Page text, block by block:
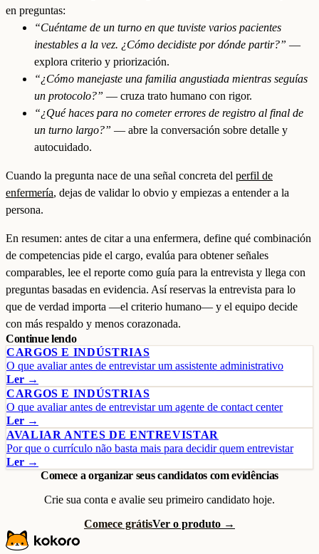
en preguntas:
“Cuéntame de un turno en que tuviste varios pacientes
inestables a la vez. ¿Cómo decidiste por dónde partir?” —
explora criterio y priorización.
“¿Cómo manejaste una familia angustiada mientras seguías
un protocolo?” — cruza trato humano con rigor.
“¿Qué haces para no cometer errores de registro al final de
un turno largo?” — abre la conversación sobre detalle y
autocuidado.
Cuando la pregunta nace de una señal concreta del perfil de
enfermería, dejas de validar lo obvio y empiezas a entender a la
persona.
En resumen: antes de citar a una enfermera, define qué combinación
de competencias pide el cargo, evalúa para obtener señales
comparables, lee el reporte como guía para la entrevista y llega con
preguntas basadas en evidencia. Así reservas la entrevista para lo
que de verdad importa —el criterio humano— y el equipo decide
con más respaldo y menos corazonada.
Continue lendo
CARGOS E INDÚSTRIAS
O que avaliar antes de entrevistar um assistente administrativo
Ler →
CARGOS E INDÚSTRIAS
O que avaliar antes de entrevistar um agente de contact center
Ler →
AVALIAR ANTES DE ENTREVISTAR
Por que o currículo não basta mais para decidir quem entrevistar
Ler →
Comece a organizar seus candidatos com evidências
Crie sua conta e avalie seu primeiro candidato hoje.
Comece grátisVer o produto →